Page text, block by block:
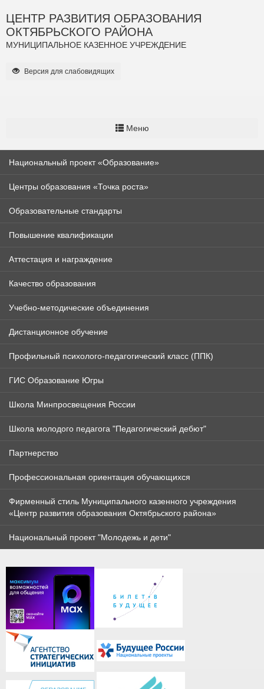
ЦЕНТР РАЗВИТИЯ ОБРАЗОВАНИЯ
ОКТЯБРЬСКОГО РАЙОНА
МУНИЦИПАЛЬНОЕ КАЗЕННОЕ УЧРЕЖДЕНИЕ
Версия для слабовидящих
Меню
Национальный проект «Образование»
Центры образования «Точка роста»
Образовательные стандарты
Повышение квалификации
Аттестация и награждение
Качество образования
Учебно-методические объединения
Дистанционное обучение
Профильный психолого-педагогический класс (ППК)
ГИС Образование Югры
Школа Минпросвещения России
Школа молодого педагога "Педагогический дебют"
Партнерство
Профессиональная ориентация обучающихся
Фирменный стиль Муниципального казенного учреждения
«Центр развития образования Октябрьского района»
Национальный проект "Молодежь и дети"